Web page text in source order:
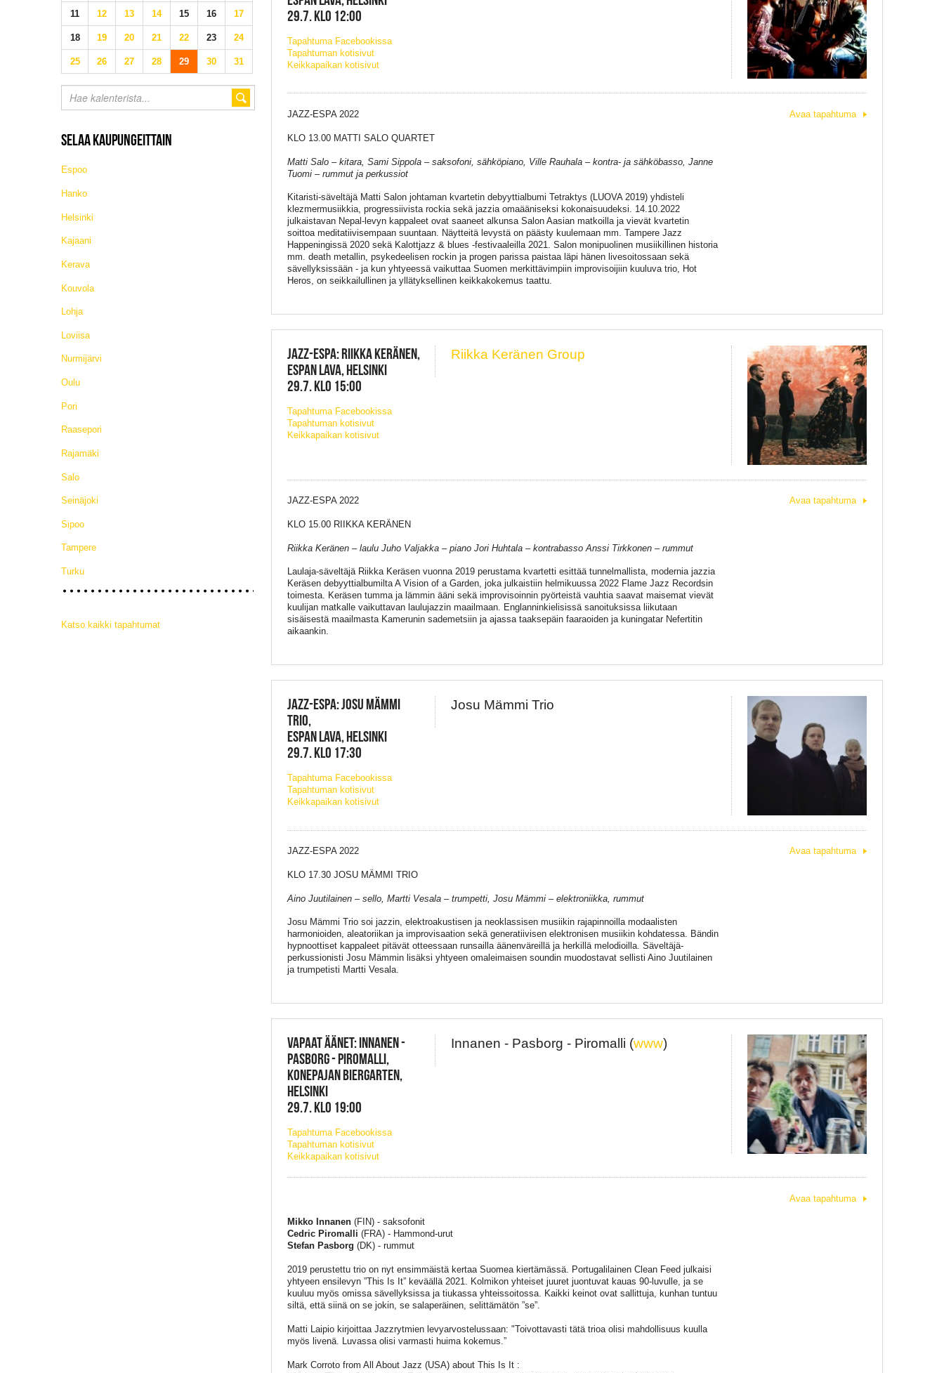
11 12 13 14 15 16 17
18 19 20 21 22 23 24
25 26 27 28 29 30 31
SELAA KAUPUNGEITTAIN
Espoo
Hanko
Helsinki
Kajaani
Kerava
Kouvola
Lohja
Loviisa
Nurmijärvi
Oulu
Pori
Raasepori
Rajamäki
Salo
Seinäjoki
Sipoo
Tampere
Turku
Katso kaikki tapahtumat
29.7. KLO 12:00
Tapahtuma Facebookissa
Tapahtuman kotisivut
Keikkapaikan kotisivut
JAZZ-ESPA 2022
KLO 13.00 MATTI SALO QUARTET
Matti Salo – kitara, Sami Sippola – saksofoni, sähköpiano, Ville Rauhala – kontra- ja sähköbasso, Janne
Tuomi – rummut ja perkussiot
Kitaristi-säveltäjä Matti Salon johtaman kvartetin debyyttialbumi Tetraktys (LUOVA 2019) yhdisteli
klezmermusiikkia, progressiivista rockia sekä jazzia omaääniseksi kokonaisuudeksi. 14.10.2022
julkaistavan Nepal-levyn kappaleet ovat saaneet alkunsa Salon Aasian matkoilla ja vievät kvartetin
soittoa meditatiivisempaan suuntaan. Näytteitä levystä on päästy kuulemaan mm. Tampere Jazz
Happeningissä 2020 sekä Kalottjazz & blues -festivaaleilla 2021. Salon monipuolinen musiikillinen historia
mm. death metallin, psykedeelisen rockin ja progen parissa paistaa läpi hänen livesoitossaan sekä
sävellyksissään - ja kun yhtyeessä vaikuttaa Suomen merkittävimpiin improvisoijiin kuuluva trio, Hot
Heros, on seikkailullinen ja yllätyksellinen keikkakokemus taattu.
Avaa tapahtuma
JAZZ-ESPA: RIIKKA KERÄNEN,
ESPAN LAVA, HELSINKI
29.7. KLO 15:00
Tapahtuma Facebookissa
Tapahtuman kotisivut
Keikkapaikan kotisivut
Riikka Keränen Group
JAZZ-ESPA 2022
KLO 15.00 RIIKKA KERÄNEN
Riikka Keränen – laulu Juho Valjakka – piano Jori Huhtala – kontrabasso Anssi Tirkkonen – rummut
Laulaja-säveltäjä Riikka Keräsen vuonna 2019 perustama kvartetti esittää tunnelmallista, modernia jazzia
Keräsen debyyttialbumilta A Vision of a Garden, joka julkaistiin helmikuussa 2022 Flame Jazz Recordsin
toimesta. Keräsen tumma ja lämmin ääni sekä improvisoinnin pyörteistä vauhtia saavat maisemat vievät
kuulijan matkalle vaikuttavan laulujazzin maailmaan. Englanninkielisissä sanoituksissa liikutaan
sisäisestä maailmasta Kamerunin sademetsiin ja ajassa taaksepäin faaraoiden ja kuningatar Nefertitin
aikaankin.
Avaa tapahtuma
JAZZ-ESPA: JOSU MÄMMI
TRIO,
ESPAN LAVA, HELSINKI
29.7. KLO 17:30
Tapahtuma Facebookissa
Tapahtuman kotisivut
Keikkapaikan kotisivut
Josu Mämmi Trio
JAZZ-ESPA 2022
KLO 17.30 JOSU MÄMMI TRIO
Aino Juutilainen – sello, Martti Vesala – trumpetti, Josu Mämmi – elektroniikka, rummut
Josu Mämmi Trio soi jazzin, elektroakustisen ja neoklassisen musiikin rajapinnoilla modaalisten
harmonioiden, aleatoriikan ja improvisaation sekä generatiivisen elektronisen musiikin kohdatessa. Bändin
hypnoottiset kappaleet pitävät otteessaan runsailla äänenväreillä ja herkillä melodioilla. Säveltäjä-
perkussionisti Josu Mämmin lisäksi yhtyeen omaleimaisen soundin muodostavat sellisti Aino Juutilainen
ja trumpetisti Martti Vesala.
Avaa tapahtuma
VAPAAT ÄÄNET: INNANEN -
PASBORG - PIROMALLI,
KONEPAJAN BIERGARTEN,
HELSINKI
29.7. KLO 19:00
Tapahtuma Facebookissa
Tapahtuman kotisivut
Keikkapaikan kotisivut
Innanen - Pasborg - Piromalli (www)
Mikko Innanen(FIN) - saksofonit
Cedric Piromalli (FRA) - Hammond-urut
Stefan Pasborg (DK) - rummut
2019 perustettu trio on nyt ensimmäistä kertaa Suomea kiertämässä. Portugalilainen Clean Feed julkaisi
yhtyeen ensilevyn ”This Is It” keväällä 2021. Kolmikon yhteiset juuret juontuvat kauas 90-luvulle, ja se
kuuluu myös omissa sävellyksissa ja tiukassa yhteissoitossa. Kaikki keinot ovat sallittuja, kunhan tuntuu
siltä, että siinä on se jokin, se salaperäinen, selittämätön ”se”.
Matti Laipio kirjoittaa Jazzrytmien levyarvostelussaan: "Toivottavasti tätä trioa olisi mahdollisuus kuulla
myös livenä. Luvassa olisi varmasti huima kokemus.”
Mark Corroto from All About Jazz (USA) about This Is It :
Avaa tapahtuma